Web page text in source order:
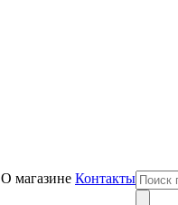
О магазине Контакты